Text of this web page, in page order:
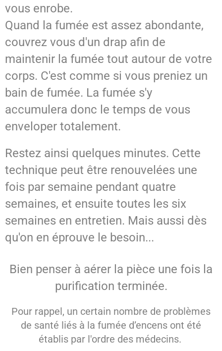
vous enrobe.
Quand la fumée est assez abondante,
couvrez vous d'un drap afin de
maintenir la fumée tout autour de votre
corps. C'est comme si vous preniez un
bain de fumée. La fumée s'y
accumulera donc le temps de vous
enveloper totalement.
Restez ainsi quelques minutes. Cette
technique peut être renouvelées une
fois par semaine pendant quatre
semaines, et ensuite toutes les six
semaines en entretien. Mais aussi dès
qu'on en éprouve le besoin...
Bien penser à aérer la pièce une fois la
purification terminée.
Pour rappel, un certain nombre de problèmes
de santé liés à la fumée d’encens ont été
établis par l'ordre des médecins.